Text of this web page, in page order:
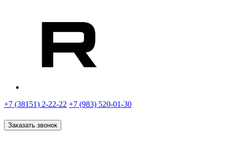
+7 (38151) 2-22-22 +7 (983) 520-01-30
Заказать звонок